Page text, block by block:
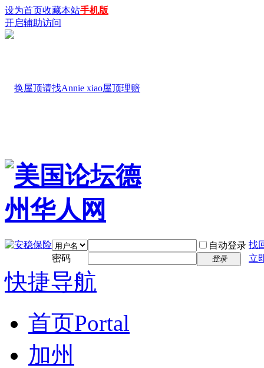
设为首页收藏本站手机版
开启辅助访问
自动登录 找
密码
登录 立
快捷导航
首页Portal
加州